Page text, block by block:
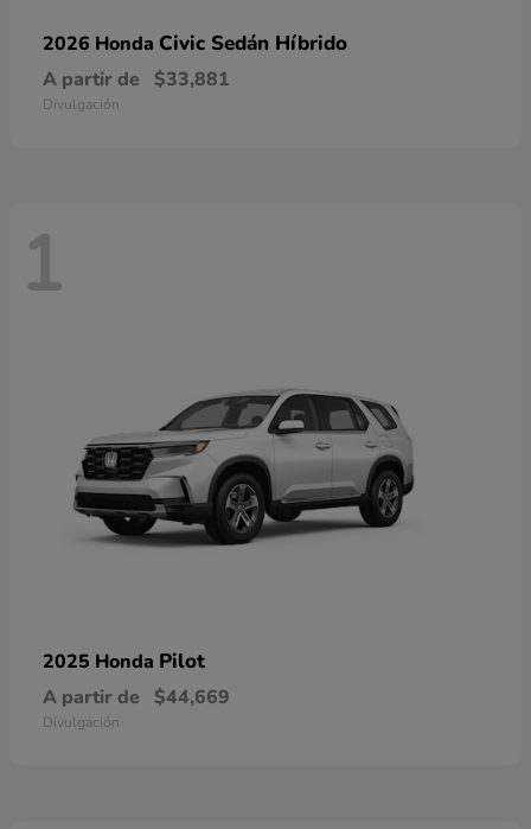
2026 Honda Civic Sedán Híbrido
A partir de $33,881
Divulgación
1
2025 Honda Pilot
A partir de $44,669
Divulgación